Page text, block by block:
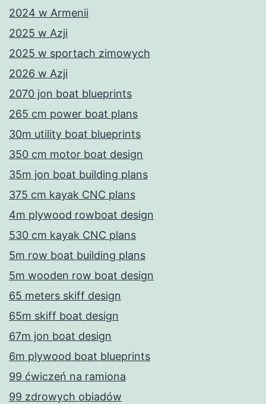
2024 w Armenii
2025 w Azji
2025 w sportach zimowych
2026 w Azji
2070 jon boat blueprints
265 cm power boat plans
30m utility boat blueprints
350 cm motor boat design
35m jon boat building plans
375 cm kayak CNC plans
4m plywood rowboat design
530 cm kayak CNC plans
5m row boat building plans
5m wooden row boat design
65 meters skiff design
65m skiff boat design
67m jon boat design
6m plywood boat blueprints
99 ćwiczeń na ramiona
99 zdrowych obiadów